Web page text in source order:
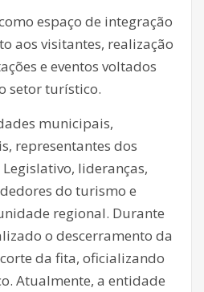
espaço de integração
aos visitantes, realização
e eventos voltados
setor turístico.
municipais,
representantes dos
lideranças,
do turismo e
regional. Durante
o descerramento da
da fita, oficializando
Atualmente, a entidade